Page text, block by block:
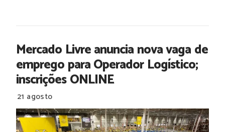
Mercado Livre anuncia nova vaga de
emprego para Operador Logístico;
inscrições ONLINE
21 agosto